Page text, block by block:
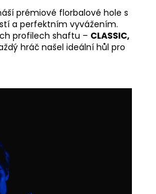
prémiové florbalové hole s
a perfektním vyvážením.
profilech shaftu – CLASSIC,
hráč našel ideální hůl pro